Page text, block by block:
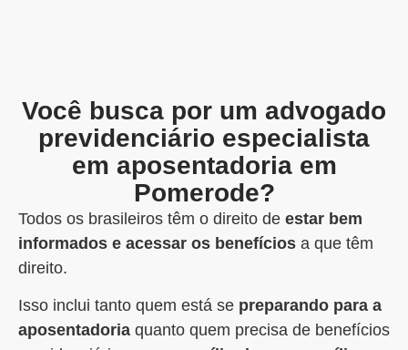
Você busca por um advogado
previdenciário especialista
em aposentadoria em
Pomerode?
Todos os brasileiros têm o direito de estar bem
informados e acessar os benefícios a que têm
direito.
Isso inclui tanto quem está se preparando para a
aposentadoria quanto quem precisa de benefícios